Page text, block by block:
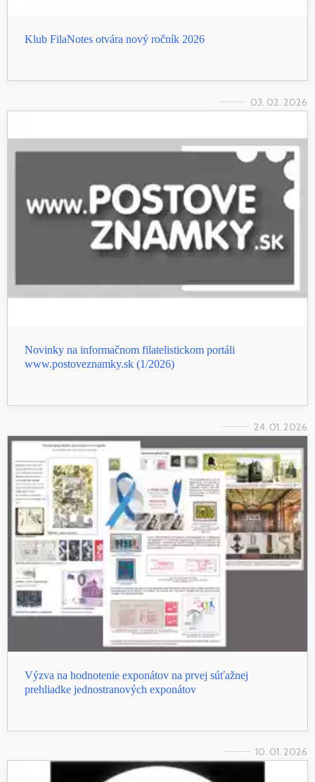
Klub FilaNotes otvára nový ročník 2026
03. 02. 2026
Novinky na informačnom filatelistickom portáli
www.postoveznamky.sk (1/2026)
24. 01. 2026
Výzva na hodnotenie exponátov na prvej súťažnej
prehliadke jednostranových exponátov
10. 01. 2026